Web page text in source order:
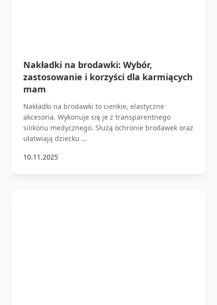
Nakładki na brodawki: Wybór,
zastosowanie i korzyści dla karmiących
mam
Nakładki na brodawki to cienkie, elastyczne
akcesoria. Wykonuje się je z transparentnego
silikonu medycznego. Służą ochronie brodawek oraz
ułatwiają dziecku ...
10.11.2025